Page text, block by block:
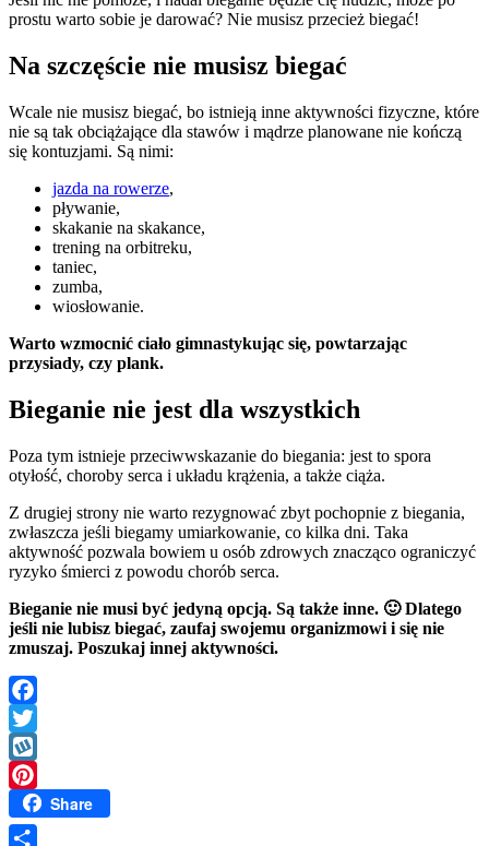
prostu warto sobie je darować? Nie musisz przecież biegać!
Na szczęście nie musisz biegać
Wcale nie musisz biegać, bo istnieją inne aktywności fizyczne, które
nie są tak obciążające dla stawów i mądrze planowane nie kończą
się kontuzjami. Są nimi:
jazda na rowerze,
pływanie,
skakanie na skakance,
trening na orbitreku,
taniec,
zumba,
wiosłowanie.
Warto wzmocnić ciało gimnastykując się, powtarzając
przysiady, czy plank.
Bieganie nie jest dla wszystkich
Poza tym istnieje przeciwwskazanie do biegania: jest to spora
otyłość, choroby serca i układu krążenia, a także ciąża.
Z drugiej strony nie warto rezygnować zbyt pochopnie z biegania,
zwłaszcza jeśli biegamy umiarkowanie, co kilka dni. Taka
aktywność pozwala bowiem u osób zdrowych znacząco ograniczyć
ryzyko śmierci z powodu chorób serca.
Bieganie nie musi być jedyną opcją. Są także inne. 🙂 Dlatego
jeśli nie lubisz biegać, zaufaj swojemu organizmowi i się nie
zmuszaj. Poszukaj innej aktywności.
Facebook
Twitter
Wykop
PinterestShare